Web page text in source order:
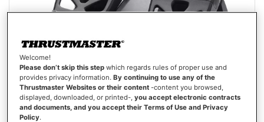
Welcome!
Please don’t skip this step which regards rules of proper use and
provides privacy information.By continuing to use any of the
Thrustmaster Websites or their content -content you browsed,
displayed, downloaded, or printed-,you accept electronic contracts
and documents, and you accept their Terms of Use and Privacy
Policy.